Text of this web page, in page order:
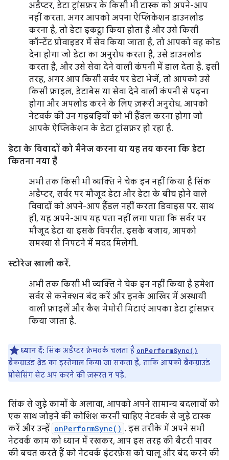
अडैप्टर, डेटा ट्रांसफ़र के किसी भी टास्क को अपने-आप
नहीं करता. अगर आपको अपना ऐप्लिकेशन डाउनलोड
करना है, तो डेटा इकट्ठा किया होता है और उसे किसी
कॉन्टेंट प्रोवाइडर में सेव किया जाता है, तो आपको वह कोड
देना होगा जो डेटा का अनुरोध करता है, उसे डाउनलोड
करता है, और उसे सेवा देने वाली कंपनी में डाल देता है. इसी
तरह, अगर आप किसी सर्वर पर डेटा भेजें, तो आपको उसे
किसी फ़ाइल, डेटाबेस या सेवा देने वाली कंपनी से पढ़ना
होगा और अपलोड करने के लिए ज़रूरी अनुरोध. आपको
नेटवर्क की उन गड़बड़ियों को भी हैंडल करना होगा जो
आपके ऐप्लिकेशन के डेटा ट्रांसफ़र हो रहा है.
डेटा के विवादों को मैनेज करना या यह तय करना कि डेटा
कितना नया है
अभी तक किसी भी व्यक्ति ने चेक इन नहीं किया है सिंक
अडैप्टर, सर्वर पर मौजूद डेटा और डेटा के बीच होने वाले
विवादों को अपने-आप हैंडल नहीं करता डिवाइस पर. साथ
ही, यह अपने-आप यह पता नहीं लगा पाता कि सर्वर पर
मौजूद डेटा या इसके विपरीत. इसके बजाय, आपको
समस्या से निपटने में मदद मिलेगी.
स्टोरेज खाली करें.
अभी तक किसी भी व्यक्ति ने चेक इन नहीं किया है हमेशा
सर्वर से कनेक्शन बंद करें और इनके आखिर में अस्थायी
वाली फ़ाइलें और कैश मेमोरी मिटाएं आपका डेटा ट्रांसफ़र
किया जाता है.
ध्यान दें: सिंक अडैप्टर फ़्रेमवर्क चलता है onPerformSync()
बैकग्राउंड थ्रेड का इस्तेमाल किया जा सकता है, ताकि आपको बैकग्राउंड
प्रोसेसिंग सेट अप करने की ज़रूरत न पड़े.
सिंक से जुड़े कामों के अलावा, आपको अपने सामान्य बदलावों को
एक साथ जोड़ने की कोशिश करनी चाहिए नेटवर्क से जुड़े टास्क
करें और उन्हें onPerformSync() . इस तरीके में अपने सभी
नेटवर्क काम को ध्यान में रखकर, आप इस तरह की बैटरी पावर
की बचत करते हैं को नेटवर्क इंटरफ़ेस को चालू और बंद करने की